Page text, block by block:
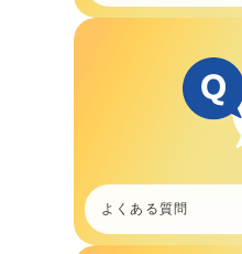
よくある質問